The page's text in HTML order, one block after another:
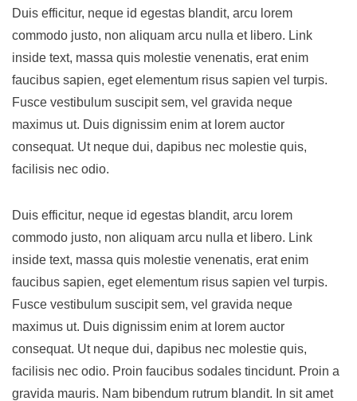
Duis efficitur, neque id egestas blandit, arcu lorem
commodo justo, non aliquam arcu nulla et libero. Link
inside text, massa quis molestie venenatis, erat enim
faucibus sapien, eget elementum risus sapien vel turpis.
Fusce vestibulum suscipit sem, vel gravida neque
maximus ut. Duis dignissim enim at lorem auctor
consequat. Ut neque dui, dapibus nec molestie quis,
facilisis nec odio.
Duis efficitur, neque id egestas blandit, arcu lorem
commodo justo, non aliquam arcu nulla et libero. Link
inside text, massa quis molestie venenatis, erat enim
faucibus sapien, eget elementum risus sapien vel turpis.
Fusce vestibulum suscipit sem, vel gravida neque
maximus ut. Duis dignissim enim at lorem auctor
consequat. Ut neque dui, dapibus nec molestie quis,
facilisis nec odio. Proin faucibus sodales tincidunt. Proin a
gravida mauris. Nam bibendum rutrum blandit. In sit amet